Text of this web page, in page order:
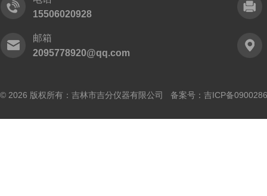
15506020928
邮箱
2095778920@qq.com
© 2026 版权所有：吉林市吉分仪器有限公司 备案号： 吉ICP备